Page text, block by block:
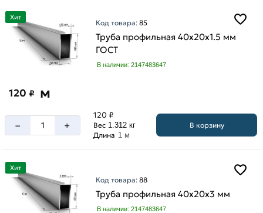
Хит
Код товара:85
Труба профильная 40х20х1.5 мм
ГОСТ
В наличии: 2147483647
120 ₽ м
– +
120 ₽
Вес 1.312 кг
Длина 1 м
В корзину
Хит
Код товара:88
Труба профильная 40х20х3 мм
В наличии: 2147483647